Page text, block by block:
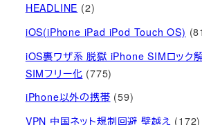
HEADLINE (2)
iOS(iPhone iPad iPod Touch OS)
iOS裏ワザ系 脱獄 iPhone SIMロック
SIMフリー化 (775)
iPhone以外の携帯 (59)
VPN 中国ネット規制回避 壁越え (172)